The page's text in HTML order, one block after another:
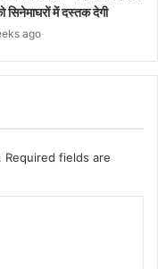
सिनेमाघरों में दस्तक देगी
ago
Required fields are